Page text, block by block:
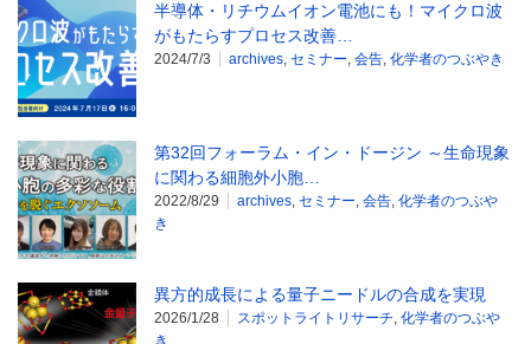
半導体・リチウムイオン電池にも！マイクロ波
がもたらすプロセス改善…
2024/7/3 archives, セミナー, 会告, 化学者のつぶやき
第32回フォーラム・イン・ドージン ～生命現象
に関わる細胞外小胞…
2022/8/29 archives, セミナー, 会告, 化学者のつぶや
き
異方的成長による量子ニードルの合成を実現
2026/1/28 スポットライトリサーチ, 化学者のつぶや